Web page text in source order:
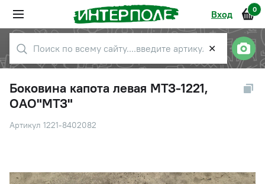
Вход 0
✕
Боковина капота левая МТЗ-1221,
ОАО"МТЗ"
Артикул 1221-8402082